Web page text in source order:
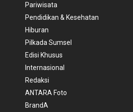
Pariwisata
Pendidikan & Kesehatan
Hiburan
Pilkada Sumsel
Edisi Khusus
Internasional
Redaksi
ANTARA Foto
BrandA